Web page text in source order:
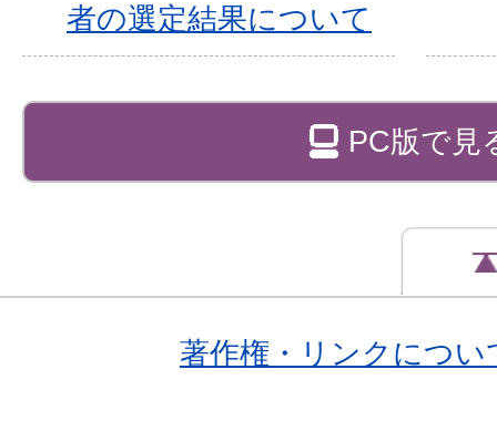
者の選定結果について
PC版で見
著作権・リンクについ